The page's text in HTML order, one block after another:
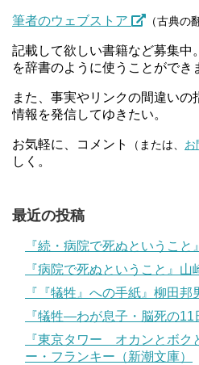
筆者のウェブストア （古典の
記載して欲しい書籍など募集中
を辞書のように使うことができ
また、事実やリンクの間違いの
情報を発信してゆきたい。
お気軽に、コメント （または、 お
しく。
最近の投稿
『続・病院で死ぬということ
『病院で死ぬということ』山
『『犠牲』への手紙』柳田邦
『犠牲―わが息子・脳死の11
『東京タワー オカンとボク
ー・フランキー（新潮文庫）